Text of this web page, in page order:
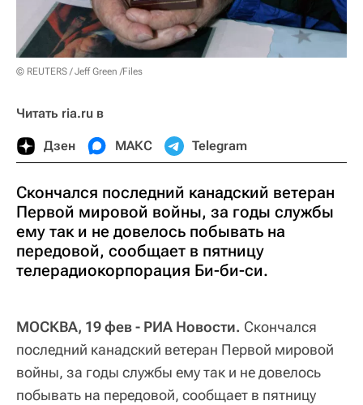
© REUTERS / Jeff Green /Files
Читать ria.ru в
Дзен МАКС Telegram
Скончался последний канадский ветеран
Первой мировой войны, за годы службы
ему так и не довелось побывать на
передовой, сообщает в пятницу
телерадиокорпорация Би-би-си.
МОСКВА, 19 фев - РИА Новости. Скончался
последний канадский ветеран Первой мировой
войны, за годы службы ему так и не довелось
побывать на передовой, сообщает в пятницу